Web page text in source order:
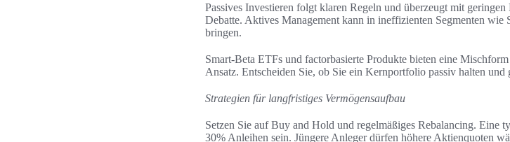
Passives Investieren folgt klaren Regeln und überzeugt mit
Debatte. Aktives Management kann in ineffizienten Segmenten
bringen.
Smart‑Beta ETFs und factorbasierte Produkte bieten eine
Ansatz. Entscheiden Sie, ob Sie ein Kernportfolio passiv halten und
Strategien für langfristiges Vermögensaufbau
Setzen Sie auf Buy and Hold und regelmäßiges Rebalancing. Eine
30% Anleihen sein. Jüngere Anleger dürfen höhere Aktienquoten